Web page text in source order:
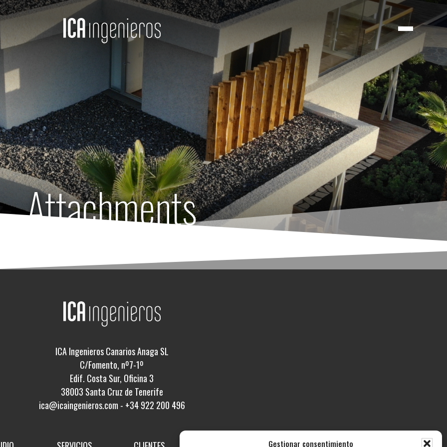
Gestionar consentimiento
Attachments
ICA Ingenieros Canarios Anaga SL
C/Fomento, nº7-1º
Edif. Costa Sur, Oficina 3
38003 Santa Cruz de Tenerife
ica@icaingenieros.com - +34 922 200 496